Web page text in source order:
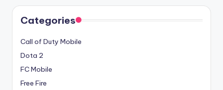
Categories
Call of Duty Mobile
Dota 2
FC Mobile
Free Fire